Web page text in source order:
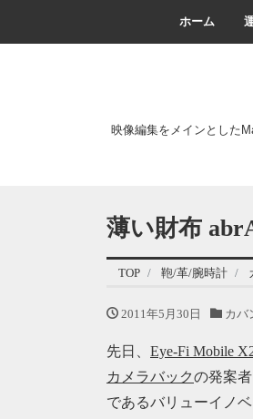
ホーム
映像編集をメインとした
薄い財布
TOP 鞄/革/腕時計
2011年5月30日 カバ
先日、 Eye-Fi Mobile
カメラバックの発案
であるバリューイノ